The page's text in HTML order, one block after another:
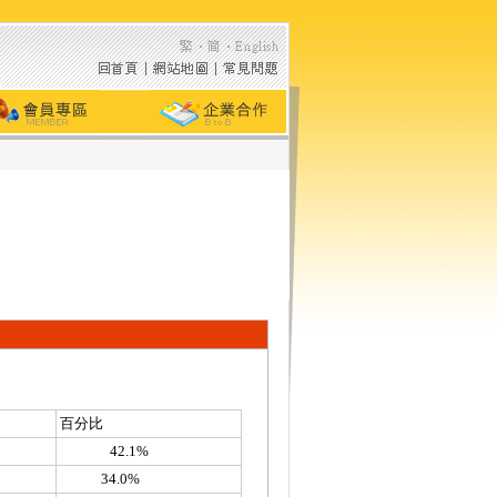
百分比
42.1%
34.0%